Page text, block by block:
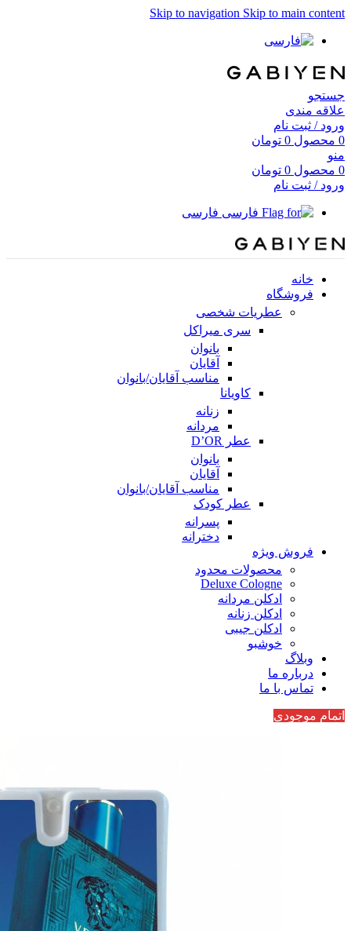
Skip to navigation Skip to main content
جستجو
علاقه مندی
ورود / ثبت نام
0 محصول 0 تومان
منو
0 محصول 0 تومان
ورود / ثبت نام
فارسی
خانه
فروشگاه
عطریات شخصی
سری میراکل
بانوان
آقایان
مناسب آقایان/بانوان
کاویانا
زنانه
مردانه
عطر D’OR
بانوان
آقایان
مناسب آقایان/بانوان
عطر کودک
پسرانه
دخترانه
فروش ویژه
محصولات محدود
Deluxe Cologne
ادکلن مردانه
ادکلن زنانه
ادکلن جیبی
خوشبو
وبلاگ
درباره ما
تماس با ما
اتمام موجودی